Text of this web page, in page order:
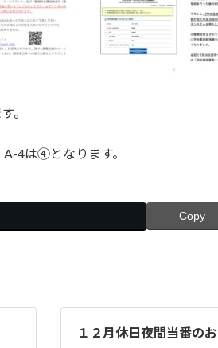
。
4は④となります。
Copy
１２月休日夜間当番の